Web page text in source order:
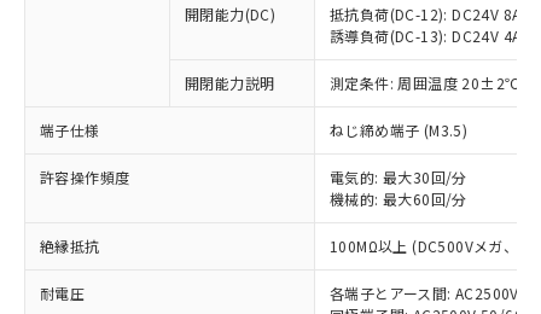
開閉能力(DC)
抵抗負荷(DC-12): DC24V 8A/
誘導負荷(DC-13): DC24V 4A/
開閉能力説明 測定条件: 周囲温度 20±2℃、
端子仕様 ねじ締め端子 (M3.5)
許容操作頻度
電気的: 最大30回/分
機械的: 最大60回/分
絶縁抵抗 100MΩ以上 (DC500Vメガ、点
耐電圧
各端子とアース間: AC2500V
本サービスは、当社制御機器事業取扱
商品の当社在庫状況および標準価格
(税抜)を提供させていただくもので
当社制御機器事業取扱商品の中には、
本サービスの対象外となる商品もある
ことをご了承ください。
在庫状況および標準価格照会結果は、
記載している更新日時点での社内デー
タに基づき作成されるものであり、閲
準価格とは異なる場合があることをご
調査・確認中：EU RoHS指令（10物質）の
非含有の対応状況を調査中または確認中の
非該当品：ライセンス料など無形物で、有
害物質有無と関係のない商品です。
仕入先様の事情により、非含有部品として
いたものが、含有品と判明した場合などや
むを得ず変更することがあります。
*EU RoHS指令（10物質）：
鉛(Pb) 1000ppm以下、 水銀(Hg) 1000ppm以下、 カド
六価クロム(Cr(Ⅵ)) 1000ppm以下、ポリ臭化ビフェニル
「○」：最大均質材料含有率が中国RoHSの
基準値以下であることを示します。
「×」：最大均質材料含有率が中国RoHSの
基準値を超えていることを示します。
「－」：未確認です。当社販売部門へお問
当社は、これら貴社製品のうち、外国
為替および外国貿易法に定める商品
（以下｢規制貨物等」という）を輸出
または国外への提供する場合は、日本
国政府の輸出許可(または役務取引許
可)を取得するなどの必要な手続きを